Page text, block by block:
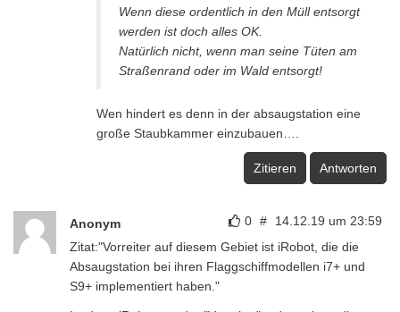
Wenn diese ordentlich in den Müll entsorgt
werden ist doch alles OK.
Natürlich nicht, wenn man seine Tüten am
Straßenrand oder im Wald entsorgt!
Wen hindert es denn in der absaugstation eine
große Staubkammer einzubauen….
Zitieren Antworten
0 # 14.12.19 um 23:59
Anonym
Zitat:"Vorreiter auf diesem Gebiet ist iRobot, die die
Absaugstation bei ihren Flaggschiffmodellen i7+ und
S9+ implementiert haben."